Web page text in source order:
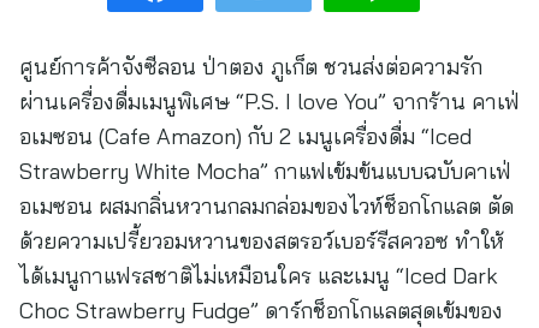
ศูนย์การค้าจังซีลอน ป่าตอง ภูเก็ต ชวนส่งต่อความรัก
ผ่านเครื่องดื่มเมนูพิเศษ “P.S. I love You” จากร้าน คาเฟ่
อเมซอน (Cafe Amazon) กับ 2 เมนูเครื่องดื่ม “Iced
Strawberry White Mocha” กาแฟเข้มข้นแบบฉบับคาเฟ่
อเมซอน ผสมกลิ่นหวานกลมกล่อมของไวท์ช็อกโกแลต ตัด
ด้วยความเปรี้ยวอมหวานของสตรอว์เบอร์รีสควอซ ทำให้
ได้เมนูกาแฟรสชาติไม่เหมือนใคร และเมนู “Iced Dark
Choc Strawberry Fudge” ดาร์กช็อกโกแลตสุดเข้มของ